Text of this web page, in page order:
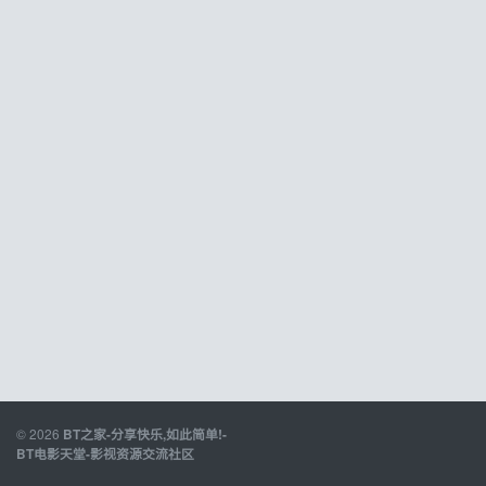
© 2026 BT之家-分享快乐,如此简单!-
BT电影天堂-影视资源交流社区